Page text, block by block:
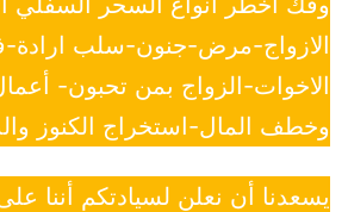
الازواج-مرض-جنون-سلب ارادة-
الاخوات-الزواج بمن تحبون-
وخطف المال-استخراج الكنوز
يسعدنا أن نعلن لسيادتكم أننا